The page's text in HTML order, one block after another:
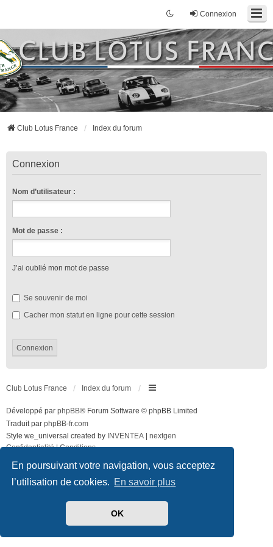
En poursuivant votre navigation, vous acceptez
l’utilisation de cookies. En savoir plus
OK
Connexion
Club Lotus France Index du forum
Connexion
Nom d’utilisateur :
Mot de passe :
J’ai oublié mon mot de passe
Se souvenir de moi
Cacher mon statut en ligne pour cette session
Club Lotus France Index du forum
Développé par phpBB® Forum Software © phpBB Limited
Traduit par phpBB-fr.com
Style we_universal created by INVENTEA
nextgen
Confidentialité|Conditions